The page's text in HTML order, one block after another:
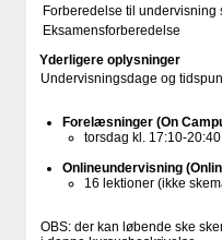
Forberedelse til undervisning
Eksamensforberedelse
Yderligere oplysninger
Undervisningsdage og
Forelæsninger (On
torsdag kl. 17:10-
Onlineundervisning
16 lektioner (ikke
OBS: der kan løbende ske